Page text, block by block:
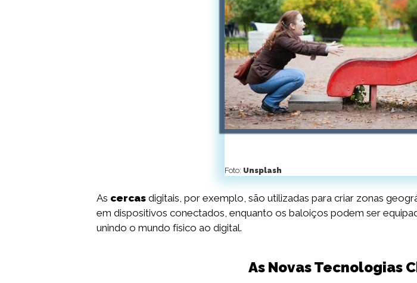
Foto: Unsplash
As cercas digitais, por exemplo, são utilizadas para criar zonas
em dispositivos conectados, enquanto os baloiços podem ser
unindo o mundo físico ao digital.
As Novas Tecnologias